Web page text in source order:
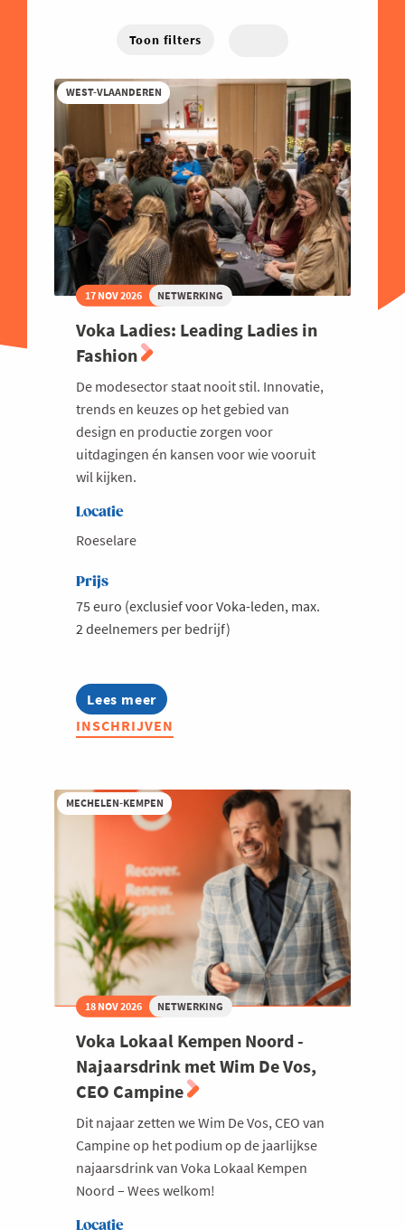
Toon filters
WEST-VLAANDEREN
17 NOV 2026 NETWERKING
Voka Ladies: Leading Ladies in
Fashion
De modesector staat nooit stil. Innovatie,
trends en keuzes op het gebied van
design en productie zorgen voor
uitdagingen én kansen voor wie vooruit
wil kijken.
Locatie
Roeselare
Prijs
75 euro (exclusief voor Voka-leden, max.
2 deelnemers per bedrijf)
Lees meer
about
Voka
Ladies:
Fashion
INSCHRIJVEN
MECHELEN-KEMPEN
18 NOV 2026 NETWERKING
Voka Lokaal Kempen Noord -
Najaarsdrink met Wim De Vos,
CEO Campine
Dit najaar zetten we Wim De Vos, CEO van
Campine op het podium op de jaarlijkse
najaarsdrink van Voka Lokaal Kempen
Noord – Wees welkom!
Locatie
Familiebedrijven
Good Governance
Haven
Human Resources
Industrie
Innovatie
Internationaal Ondernemen
Juridisch
Logistiek en Transport
Marketing & Sales
Milieu
Mobiliteit
Persoonlijke vaardigheden
Regeringsvorming
Ruimtelijke ordening en Infrastructuur
Scale-ups
Starten
Supply Chain
Welzijn en gezondheidszorg